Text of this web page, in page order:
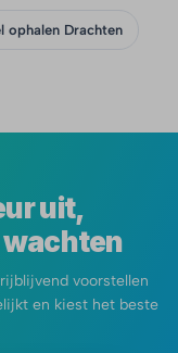
ophalen Drachten
uit,
voorstellen
en kiest het beste